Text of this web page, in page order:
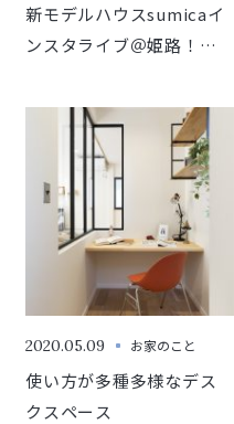
新モデルハウスsumicaイ
ンスタライブ＠姫路！５
催！
2020.05.09 お家のこと
使い方が多種多様なデス
クスペース